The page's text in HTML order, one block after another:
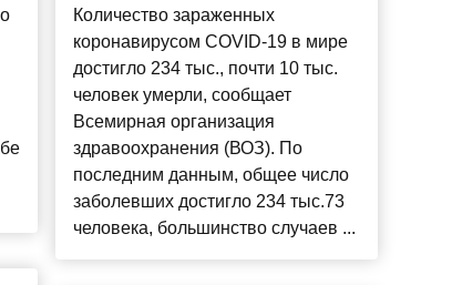
Количество зараженных
коронавирусом COVID-19 в мире
достигло 234 тыс., почти 10 тыс.
человек умерли, сообщает
Всемирная организация
здравоохранения (ВОЗ). По
последним данным, общее число
заболевших достигло 234 тыс.73
человека, большинство случаев ...